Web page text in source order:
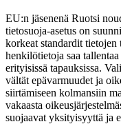
EU:n jäsenenä Ruotsi
tietosuoja-asetus on
korkeat standardit
henkilötietoja saa
erityisissä tapauksissa.
vältät epävarmuudet ja
siirtämiseen kolmansiin
vakaasta
suojaavat yksityisyyttä ja